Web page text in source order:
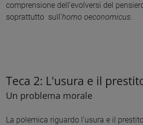
comprensione dell’evolversi del
soprattutto sull’homo oeconomicus.
Teca 2: L'usura e il
Un problema morale
La polemica riguardo l’usura e il